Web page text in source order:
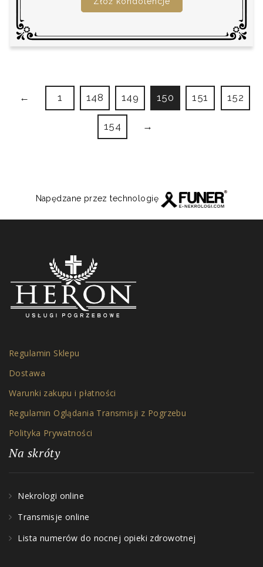
Stronicowanie
wpisów
← 1 148 149 150 151 152
154 →
Napędzane przez technologię
Regulamin Sklepu
Dostawa
Warunki zakupu i płatności
Regulamin Oglądania Transmisji z Pogrzebu
Polityka Prywatności
Na skróty
Nekrologi online
Transmisje online
Lista numerów do nocnej opieki zdrowotnej